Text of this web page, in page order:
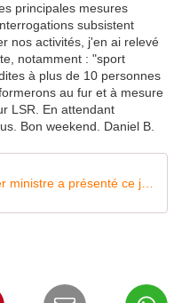
principales mesures
subsistent
nos activités, j'en ai relevé
notamment : "sport
à plus de 10 personnes
au fur et à mesure
LSR. En attendant
Bon weekend. Daniel B.